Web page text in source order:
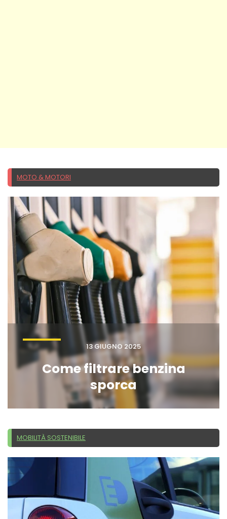
MOTO & MOTORI
13 GIUGNO 2025
Come filtrare benzina
sporca
MOBILITÀ SOSTENIBILE